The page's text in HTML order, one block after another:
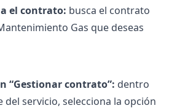
el contrato: busca el contrato
Gas que deseas
“Gestionar contrato”: dentro
del servicio, selecciona la opción